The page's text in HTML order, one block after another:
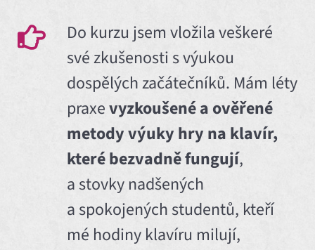
Do kurzu jsem vložila veškeré
své zkušenosti s výukou
dospělých začátečníků. Mám léty
praxevyzkoušené a ověřené
metody výuky hry na klavír,
které bezvadně fungují,
a stovky nadšených
a spokojených studentů, kteří
mé hodiny klavíru milují,